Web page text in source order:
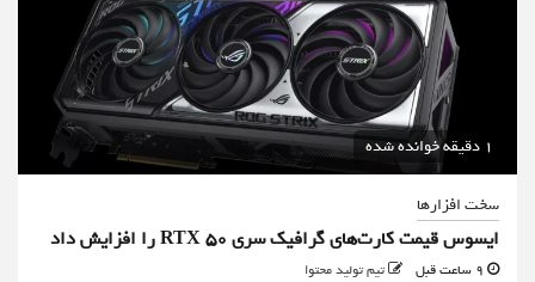
1 دقیقه خوانده شده
سخت افزارها
ایسوس قیمت کارت‌های گرافیک سری RTX 50 را افزایش داد
تیم تولید محتوا